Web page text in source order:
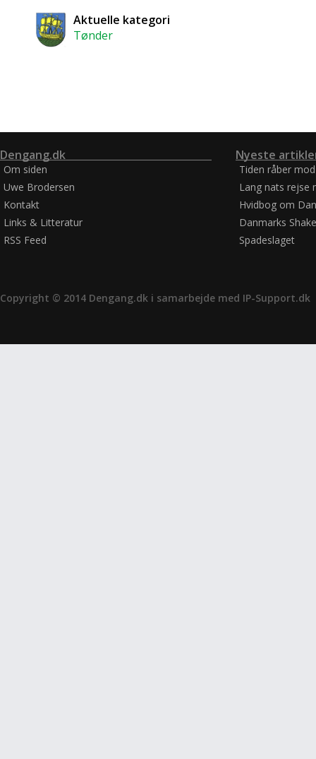
Aktuelle kategori
Tønder
Dengang.dk
Om siden
Uwe Brodersen
Kontakt
Links & Litteratur
RSS Feed
Nyeste
Tiden råber
Lang nats rejse
Hvidbog om
Danmarks
Spadeslaget
Copyright © 2014 Dengang.dk i samarbejde med IP-Support.dk